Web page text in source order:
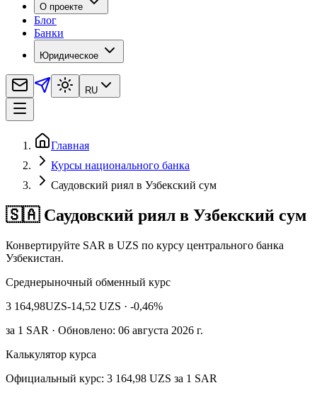
О проекте
Блог
Банки
Юридическое
RU
Главная
Курсы национального банка
Саудовский риял в Узбекский сум
🇸🇦 Саудовский риял в Узбекский сум
Конвертируйте SAR в UZS по курсу центрального банка
Узбекистан.
Среднерыночный обменный курс
3 164,98UZS-14,52 UZS · -0,46%
за 1 SAR · Обновлено: 06 августа 2026 г.
Калькулятор курса
Официальный курс: 3 164,98 UZS за 1 SAR